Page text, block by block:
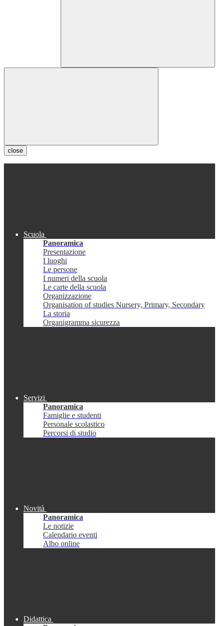
close
Scuola
Panoramica
Presentazione
I luoghi
Le persone
I numeri della scuola
Le carte della scuola
Organizzazione
Organisation of studies Nursery, Primary, Secondary
La storia
Organigramma sicurezza
Servizi
Panoramica
Famiglie e studenti
Personale scolastico
Percorsi di studio
Novità
Panoramica
Le notizie
Calendario eventi
Albo online
Didattica